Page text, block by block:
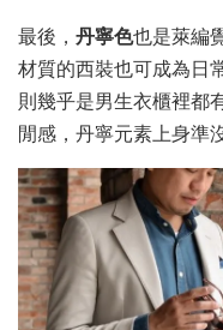
最後， 丹寧色也是萊編
材質的西裝也可成為日
則幾乎是男生衣櫃裡都
閒感，丹寧元素上身準